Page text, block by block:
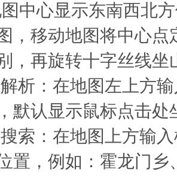
中心显示东南西北
，移动地图将中心
，再旋转十字丝线坐
析：在地图左上方
默认显示鼠标点击处
索：在地图上方输
置，例如：霍龙门